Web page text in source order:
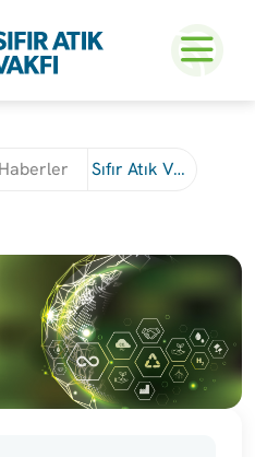
Haberler Sıfır Atık Vakfı’ndan COP31 Dijital Koordinasyon Merkezi